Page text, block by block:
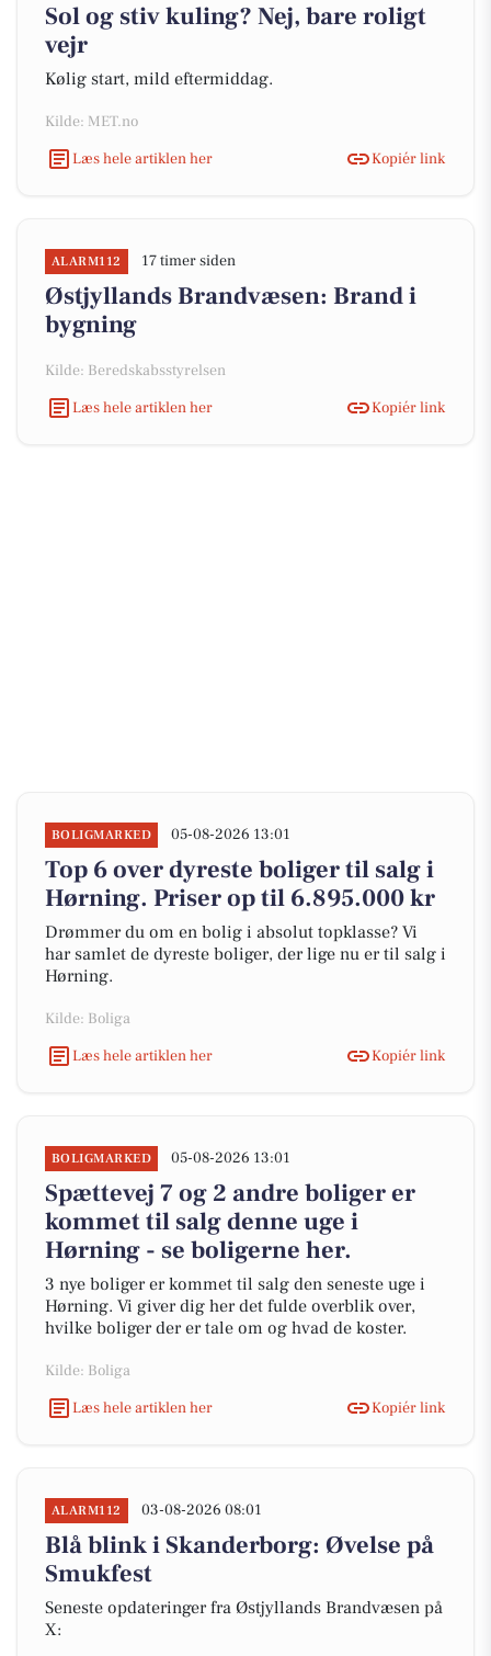
Sol og stiv kuling? Nej, bare roligt
vejr
Kølig start, mild eftermiddag.
Kilde: MET.no
Læs hele artiklen her
Kopiér link
ALARM112 17 timer siden
Østjyllands Brandvæsen: Brand i
bygning
Kilde: Beredskabsstyrelsen
Læs hele artiklen her
Kopiér link
BOLIGMARKED 05-08-2026 13:01
Top 6 over dyreste boliger til salg i
Hørning. Priser op til 6.895.000 kr
Drømmer du om en bolig i absolut topklasse? Vi
har samlet de dyreste boliger, der lige nu er til salg i
Hørning.
Kilde: Boliga
Læs hele artiklen her
Kopiér link
BOLIGMARKED 05-08-2026 13:01
Spættevej 7 og 2 andre boliger er
kommet til salg denne uge i
Hørning - se boligerne her.
3 nye boliger er kommet til salg den seneste uge i
Hørning. Vi giver dig her det fulde overblik over,
hvilke boliger der er tale om og hvad de koster.
Kilde: Boliga
Læs hele artiklen her
Kopiér link
ALARM112 03-08-2026 08:01
Blå blink i Skanderborg: Øvelse på
Smukfest
Seneste opdateringer fra Østjyllands Brandvæsen på
X: